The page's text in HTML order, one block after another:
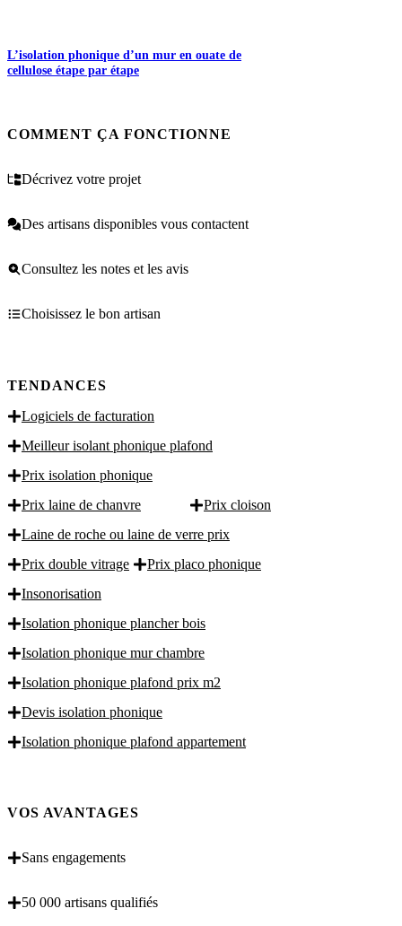
L’isolation phonique d’un mur en ouate de
cellulose étape par étape
COMMENT ÇA FONCTIONNE
Décrivez votre projet
Des artisans disponibles vous contactent
Consultez les notes et les avis
Choisissez le bon artisan
TENDANCES
Logiciels de facturation
Meilleur isolant phonique plafond
Prix isolation phonique
Prix laine de chanvre
Prix cloison
Laine de roche ou laine de verre prix
Prix double vitrage
Prix placo phonique
Insonorisation
Isolation phonique plancher bois
Isolation phonique mur chambre
Isolation phonique plafond prix m2
Devis isolation phonique
Isolation phonique plafond appartement
VOS AVANTAGES
Sans engagements
50 000 artisans qualifiés